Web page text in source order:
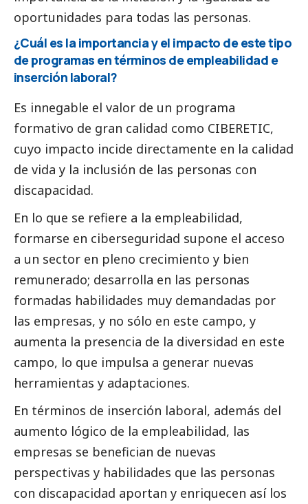
oportunidades para todas las personas.
¿Cuál es la importancia y el impacto de este tipo
de programas en términos de empleabilidad e
inserción laboral?
Es innegable el valor de un programa
formativo de gran calidad como CIBERETIC,
cuyo impacto incide directamente en la calidad
de vida y la inclusión de las personas con
discapacidad.
En lo que se refiere a la empleabilidad,
formarse en ciberseguridad supone el acceso
a un sector en pleno crecimiento y bien
remunerado; desarrolla en las personas
formadas habilidades muy demandadas por
las empresas, y no sólo en este campo, y
aumenta la presencia de la diversidad en este
campo, lo que impulsa a generar nuevas
herramientas y adaptaciones.
En términos de inserción laboral, además del
aumento lógico de la empleabilidad, las
empresas se benefician de nuevas
perspectivas y habilidades que las personas
con discapacidad aportan y enriquecen así los